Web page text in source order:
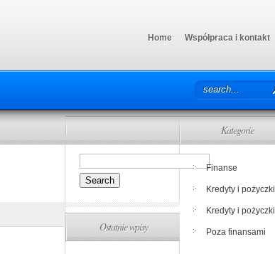
Home Współpraca i kontakt
Ostatnie wpisy
Kategorie
Finanse
Kredyty i pożyczki
Kredyty i pożyczki
Poza finansami